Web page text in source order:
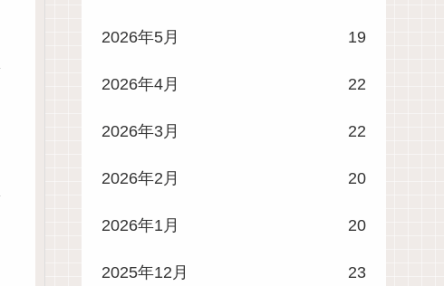
2026年5月 19
2026年4月 22
2026年3月 22
2026年2月 20
2026年1月 20
2025年12月 23